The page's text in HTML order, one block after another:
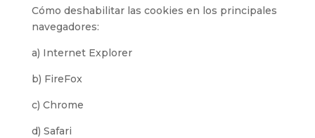
Cómo deshabilitar las cookies en los principales
navegadores:
a) Internet Explorer
b) FireFox
c) Chrome
d) Safari